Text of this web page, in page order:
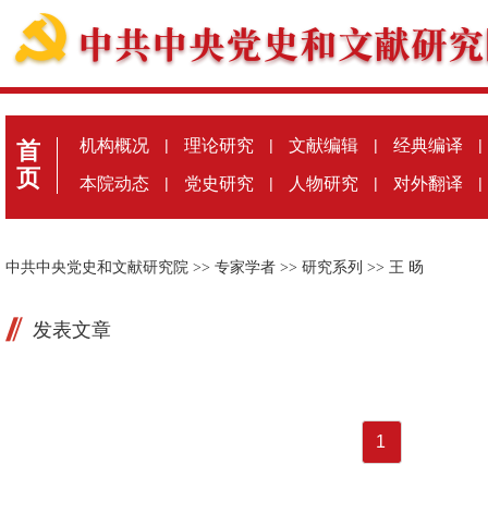
首
页
机构概况 | 理论研究 | 文献编辑 | 经典编译 |
本院动态 | 党史研究 | 人物研究 | 对外翻译 |
中共中央党史和文献研究院 >> 专家学者 >> 研究系列 >> 王 旸
发表文章
1